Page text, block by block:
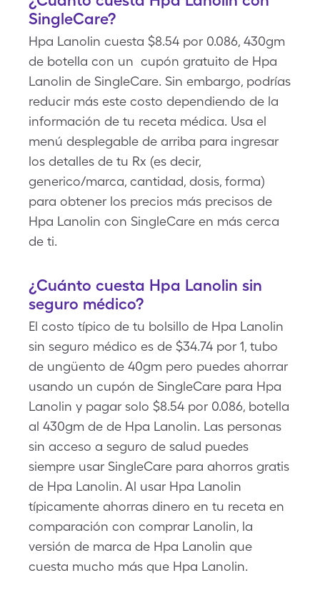
SingleCare?
Hpa Lanolin cuesta $8.54 por 0.086, 430gm
de botella con un cupón gratuito de Hpa
Lanolin de SingleCare. Sin embargo, podrías
reducir más este costo dependiendo de la
información de tu receta médica. Usa el
menú desplegable de arriba para ingresar
los detalles de tu Rx (es decir,
generico/marca, cantidad, dosis, forma)
para obtener los precios más precisos de
Hpa Lanolin con SingleCare en más cerca
de ti.
¿Cuánto cuesta Hpa Lanolin sin
seguro médico?
El costo típico de tu bolsillo de Hpa Lanolin
sin seguro médico es de $34.74 por 1, tubo
de ungüento de 40gm pero puedes ahorrar
usando un cupón de SingleCare para Hpa
Lanolin y pagar solo $8.54 por 0.086, botella
al 430gm de de Hpa Lanolin. Las personas
sin acceso a seguro de salud puedes
siempre usar SingleCare para ahorros gratis
de Hpa Lanolin. Al usar Hpa Lanolin
típicamente ahorras dinero en tu receta en
comparación con comprar Lanolin, la
versión de marca de Hpa Lanolin que
cuesta mucho más que Hpa Lanolin.